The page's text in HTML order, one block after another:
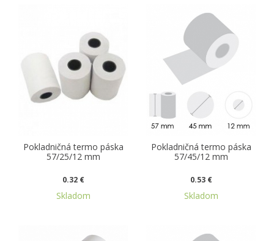
Pokladničná termo páska
57/25/12 mm
0.32 €
Skladom
Pokladničná termo páska
57/45/12 mm
0.53 €
Skladom